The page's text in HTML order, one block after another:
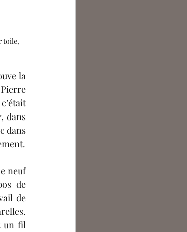
toile,
e la
, dans
dans
neuf
de
de
un fil